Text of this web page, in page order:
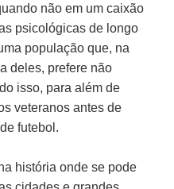
não em um caixão
psicológicas de longo
população que, na
deles, prefere não
isso, para além de
veteranos antes de
futebol.
história onde se pode